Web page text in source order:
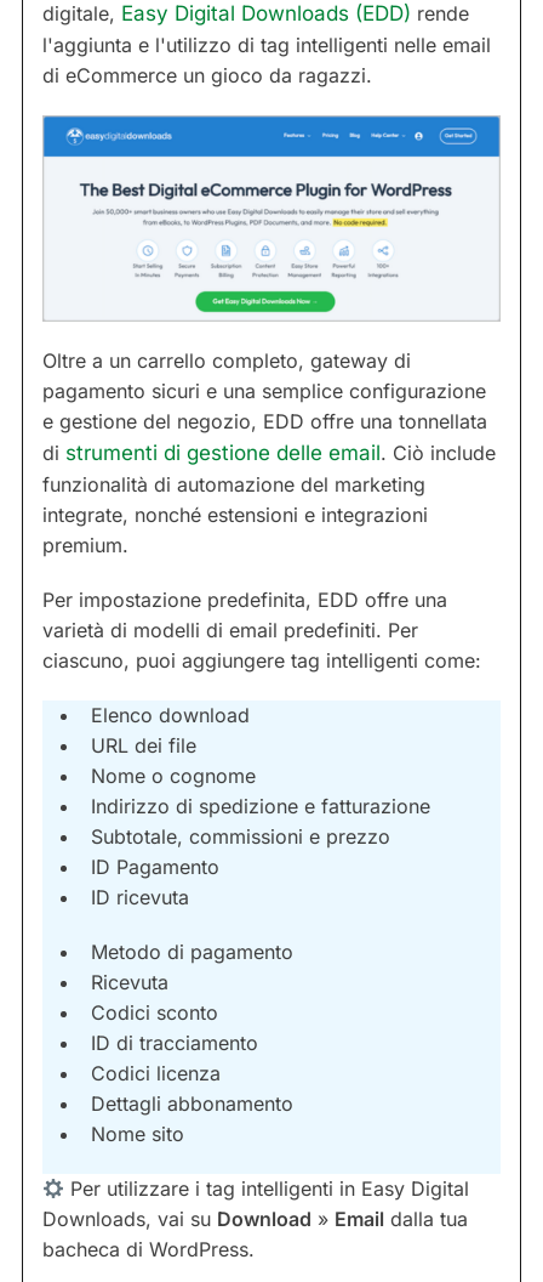
digitale, Easy Digital Downloads (EDD) rende
l'aggiunta e l'utilizzo di tag intelligenti nelle email
di eCommerce un gioco da ragazzi.
Oltre a un carrello completo, gateway di
pagamento sicuri e una semplice configurazione
e gestione del negozio, EDD offre una tonnellata
di strumenti di gestione delle email. Ciò include
funzionalità di automazione del marketing
integrate, nonché estensioni e integrazioni
premium.
Per impostazione predefinita, EDD offre una
varietà di modelli di email predefiniti. Per
ciascuno, puoi aggiungere tag intelligenti come:
Elenco download
URL dei file
Nome o cognome
Indirizzo di spedizione e fatturazione
Subtotale, commissioni e prezzo
ID Pagamento
ID ricevuta
Metodo di pagamento
Ricevuta
Codici sconto
ID di tracciamento
Codici licenza
Dettagli abbonamento
Nome sito
Per utilizzare i tag intelligenti in Easy Digital
Downloads, vai su Download » Email dalla tua
bacheca di WordPress.